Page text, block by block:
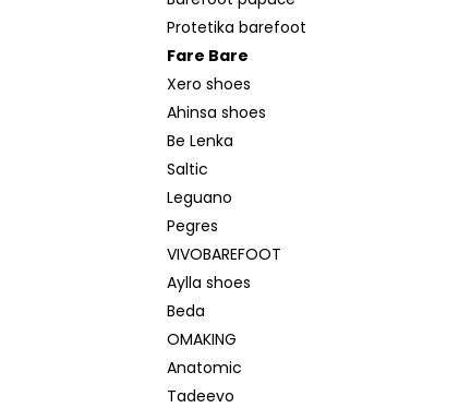
Protetika barefoot
Fare Bare
Xero shoes
Ahinsa shoes
Be Lenka
Saltic
Leguano
Pegres
VIVOBAREFOOT
Aylla shoes
Beda
OMAKING
Anatomic
Tadeevo
BEDA SANDÁLY BFN 170010/SD/W/NL
1 290 Kč
1 590 Kč